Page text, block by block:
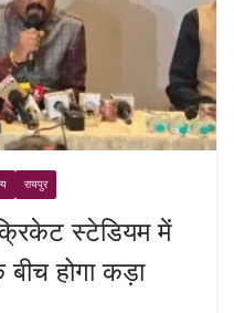
रायपुर
स्टेडियम में
होगा कड़ा